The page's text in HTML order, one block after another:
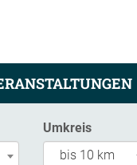
Umkreis
bis 10 km